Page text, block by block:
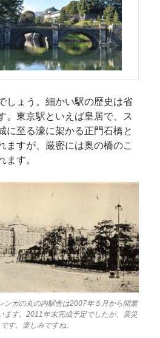
しょう。細かい駅の歴史は省
。東京駅といえば皇居で、ス
に至る濠に架かる正門石橋と
ますが、厳密には奥の橋のこ
ます。
ンガの丸の内駅舎は2007年５月から開業
ます。2011年末完成予定でしたが、震災
す。楽しみですね。